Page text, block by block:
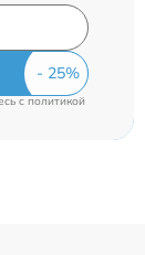
cполитикой